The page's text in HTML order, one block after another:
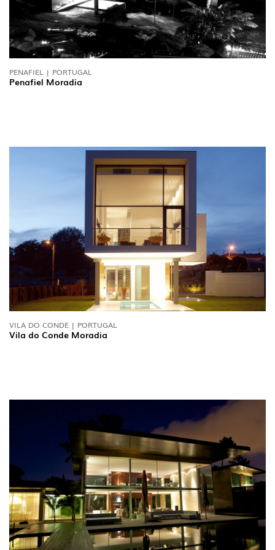
PENAFIEL | PORTUGAL
Penafiel Moradia
VILA DO CONDE | PORTUGAL
Vila do Conde Moradia